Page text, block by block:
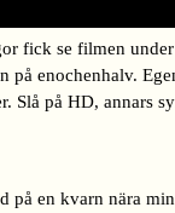
fick se filmen
på enochenhalv.
Slå på HD, annars
på en kvarn nära